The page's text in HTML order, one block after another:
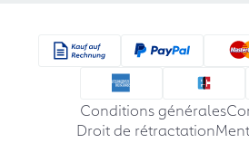
Conditions générales
Droit de rétractation